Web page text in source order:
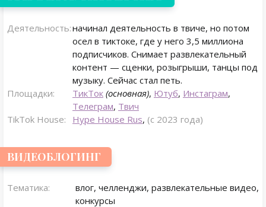
Деятельность:начинал деятельность в твиче, но потом
осел в тиктоке, где у него 3,5 миллиона
подписчиков. Снимает развлекательный
контент — сценки, розыгрыши, танцы под
музыку. Сейчас стал петь.
Площадки:
ТикТок (основная), Ютуб, Инстаграм,
Телеграм, Твич
TikTok House:
Hype House Rus, (с 2023 года)
ВИДЕОБЛОГИНГ
Тематика:
влог, челленджи, развлекательные видео,
конкурсы